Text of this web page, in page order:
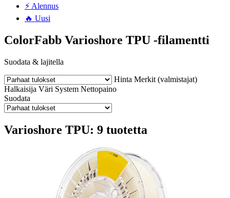
⚡ Alennus
🔥 Uusi
ColorFabb Varioshore TPU -filamentti
Suodata & lajitella
Hinta Merkit (valmistajat)
Halkaisija Väri System Nettopaino
Suodata
Varioshore TPU: 9 tuotetta